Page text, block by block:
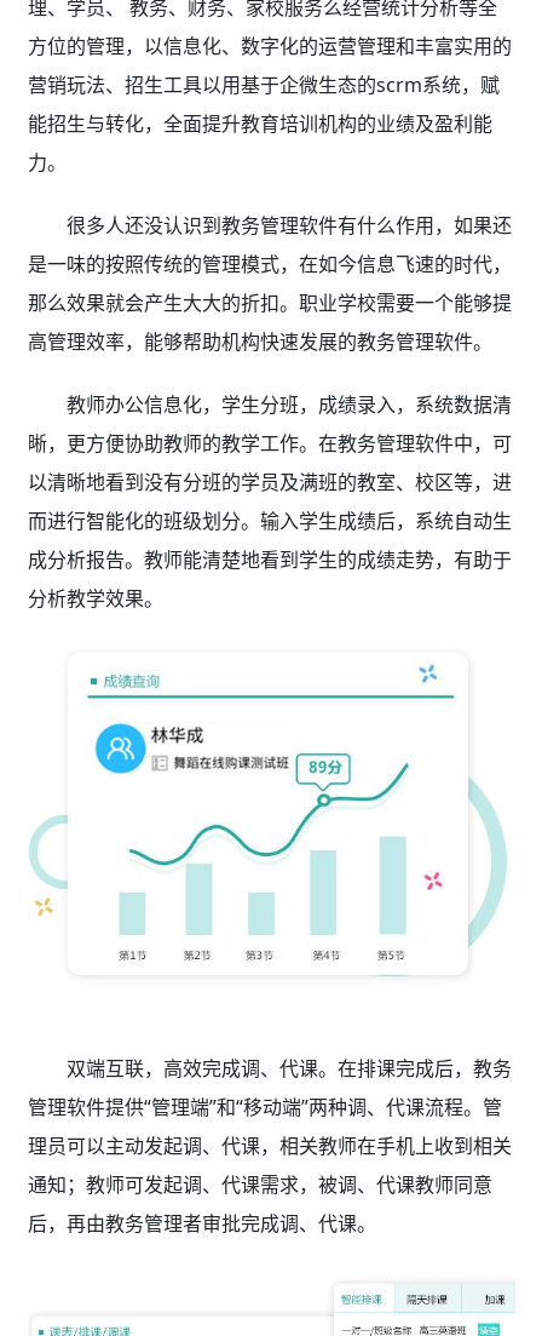
理、学员、 教务、财务、家校服务么经营统计分析等全
方位的管理，以信息化、数字化的运营管理和丰富实用的
营销玩法、招生工具以用基于企微生态的scrm系统，赋
能招生与转化，全面提升教育培训机构的业绩及盈利能
力。
很多人还没认识到教务管理软件有什么作用，如果还
是一味的按照传统的管理模式，在如今信息飞速的时代，
那么效果就会产生大大的折扣。职业学校需要一个能够提
高管理效率，能够帮助机构快速发展的教务管理软件。
教师办公信息化，学生分班，成绩录入，系统数据清
晰，更方便协助教师的教学工作。在教务管理软件中，可
以清晰地看到没有分班的学员及满班的教室、校区等，进
而进行智能化的班级划分。输入学生成绩后，系统自动生
成分析报告。教师能清楚地看到学生的成绩走势，有助于
分析教学效果。
双端互联，高效完成调、代课。在排课完成后，教务
管理软件提供“管理端”和“移动端”两种调、代课流程。管
理员可以主动发起调、代课，相关教师在手机上收到相关
通知；教师可发起调、代课需求，被调、代课教师同意
后，再由教务管理者审批完成调、代课。